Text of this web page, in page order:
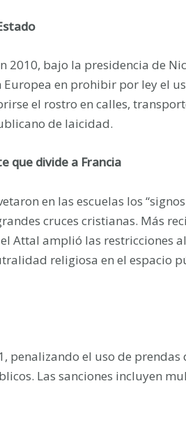
2010, bajo la presidencia de
en prohibir por ley el
el rostro en calles,
de laicidad.
que divide a Francia
en las escuelas los
cruces cristianas. Más
Attal amplió las restricciones
religiosa en el espacio
penalizando el uso de
Las sanciones incluyen